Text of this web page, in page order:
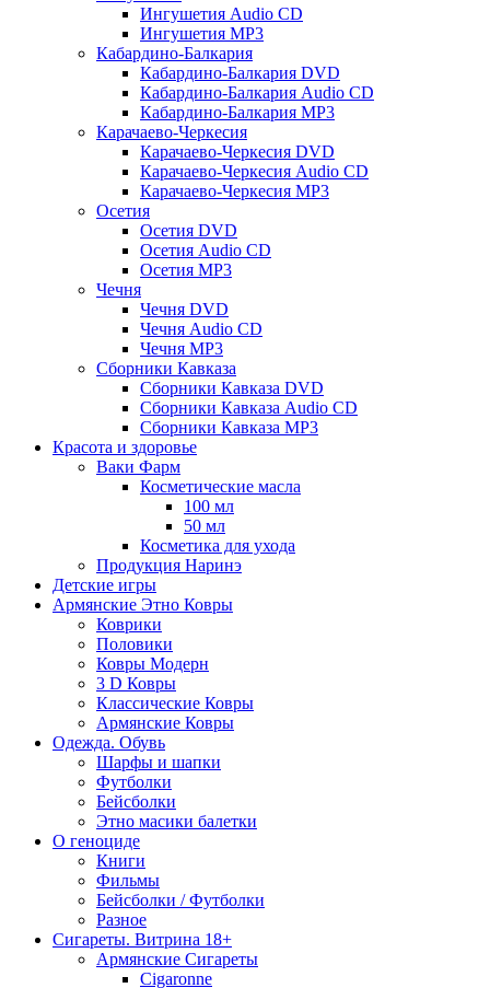
Ингушетия Audio CD
Ингушетия MP3
Кабардино-Балкария
Кабардино-Балкария DVD
Кабардино-Балкария Audio CD
Кабардино-Балкария MP3
Карачаево-Черкесия
Карачаево-Черкесия DVD
Карачаево-Черкесия Audio CD
Карачаево-Черкесия MP3
Осетия
Осетия DVD
Осетия Audio CD
Осетия MP3
Чечня
Чечня DVD
Чечня Audio CD
Чечня MP3
Сборники Кавказа
Сборники Кавказа DVD
Сборники Кавказа Audio CD
Сборники Кавказа MP3
Красота и здоровье
Ваки Фарм
Косметические масла
100 мл
50 мл
Косметика для ухода
Продукция Наринэ
Детские игры
Армянские Этно Ковры
Коврики
Половики
Ковры Модерн
3 D Ковры
Классические Ковры
Армянские Ковры
Одежда. Обувь
Шарфы и шапки
Футболки
Бейсболки
Этно масики балетки
О геноциде
Книги
Фильмы
Бейсболки / Футболки
Разное
Сигареты. Витрина 18+
Армянские Сигареты
Cigaronne